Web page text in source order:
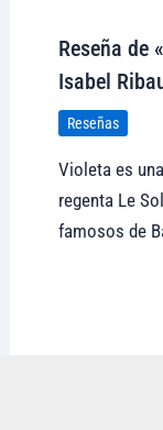
Reseña de
Isabel
Reseñas
Violeta es
regenta Le
famosos de